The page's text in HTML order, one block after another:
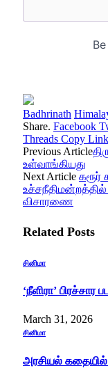
Badhrinath
Share. Facebook
Threads Copy Link
Previous Article
உள்வாங்கியது
Next Article கரூர்
விசாரணை
Related Posts
சினிமா
‘நீளிரா’
March 31, 2026
சினிமா
அரசியல் கதையில்